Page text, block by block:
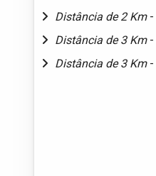
Distância de 2 Km -
Distância de 3 Km -
Distância de 3 Km -